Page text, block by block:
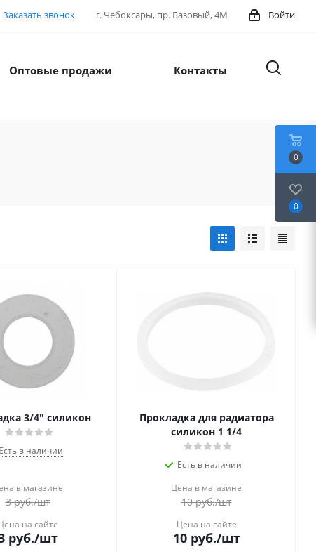
Войти
г. Чебоксары, пр. Базовый, 4М
Заказать звонок
Оптовые продажи Контакты
3/4" силикон
Есть в наличии
в магазине
3руб./шт
на сайте
руб./шт
Прокладка для радиатора
силикон 1 1/4
Есть в наличии
Цена в магазине
10руб./шт
Цена на сайте
10руб./шт
0
0